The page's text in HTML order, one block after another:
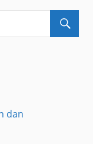
dan